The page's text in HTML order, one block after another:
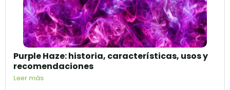
Purple Haze: historia, características, usos y
recomendaciones
Leer más